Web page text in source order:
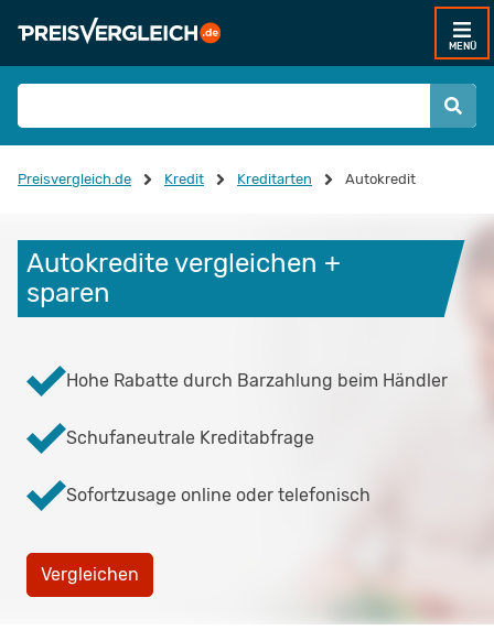
MENÜ
Preisvergleich.de Kredit Kreditarten Autokredit
Autokredite vergleichen +
sparen
Hohe Rabatte durch Barzahlung beim Händler
Schufaneutrale Kreditabfrage
Sofortzusage online oder telefonisch
Vergleichen